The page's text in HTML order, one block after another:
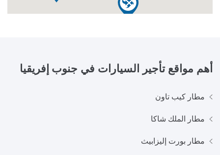
أهم مواقع تأجير السيارات في جنوب إفريقيا
مطار كيب تاون
مطار الملك شاكا
مطار بورت إليزابيث